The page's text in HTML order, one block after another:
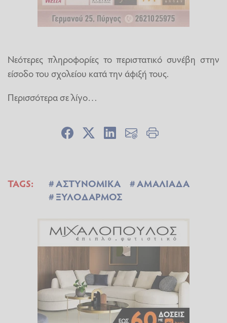
Νεότερες πληροφορίες το περιστατικό συνέβη στην
είσοδο του σχολείου κατά την άφιξή τους.
Περισσότερα σε λίγο…
TAGS: ΑΣΤΥΝΟΜΙΚΑ
ΑΜΑΛΙΑΔΑ
ΞΥΛΟΔΑΡΜΟΣ